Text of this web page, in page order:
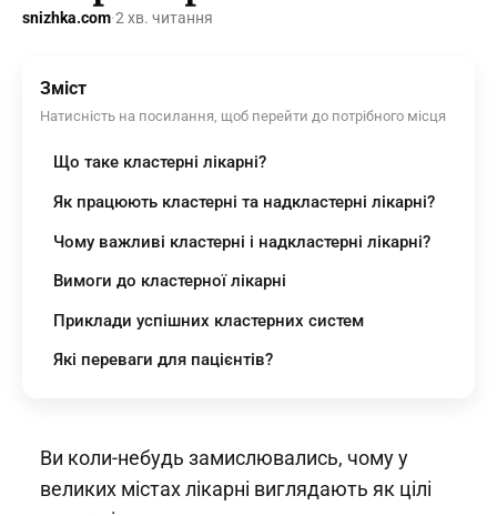
snizhka.com·2 хв. читання
Зміст
Натисність на посилання, щоб перейти до потрібного місця
Що таке кластерні лікарні?
Як працюють кластерні та надкластерні лікарні?
Чому важливі кластерні і надкластерні лікарні?
Вимоги до кластерної лікарні
Приклади успішних кластерних систем
Які переваги для пацієнтів?
Ви коли-небудь замислювались, чому у
великих містах лікарні виглядають як цілі